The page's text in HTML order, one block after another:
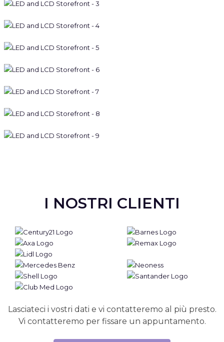
I NOSTRI CLIENTI
Lasciateci i vostri dati e vi contatteremo al più presto.
Vi contatteremo per fissare un appuntamento.